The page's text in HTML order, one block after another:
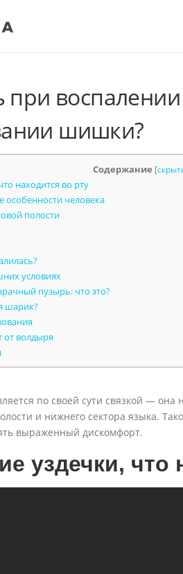
при
шишки?
Содержание [
находится во рту
особенности человека
полости
условиях
пузырь: что это?
шарик?
волдыря
по своей сути связкой — она
и нижнего сектора языка.
выраженный дискомфорт.
уздечки, что